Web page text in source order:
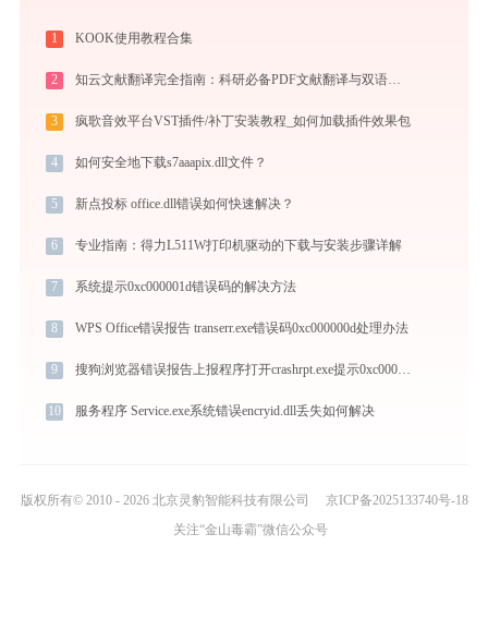
1 KOOK使用教程合集
2 知云文献翻译完全指南：科研必备PDF文献翻译与双语对照阅读效率工具（2026最新）
3 疯歌音效平台VST插件/补丁安装教程_如何加载插件效果包
4 如何安全地下载s7aaapix.dll文件？
5 新点投标 office.dll错误如何快速解决？
6 专业指南：得力L511W打印机驱动的下载与安装步骤详解
7 系统提示0xc000001d错误码的解决方法
8 WPS Office错误报告 transerr.exe错误码0xc000000d处理办法
9 搜狗浏览器错误报告上报程序打开crashrpt.exe提示0xc000009a错误码怎么办
10 服务程序 Service.exe系统错误encryid.dll丢失如何解决
版权所有© 2010 - 2026 北京灵豹智能科技有限公司
京ICP备2025133740号-18
关注“金山毒霸”微信公众号